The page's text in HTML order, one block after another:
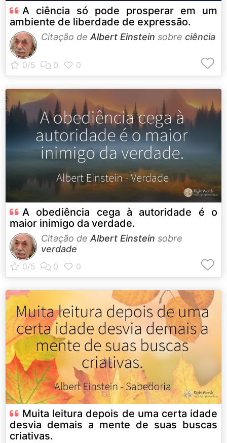
A ciência só pode prosperar em um
ambiente de liberdade de expressão.
Citação de Albert Einstein sobre ciência
A obediência cega à autoridade é o
maior inimigo da verdade.
Citação de Albert Einstein sobre
verdade
Muita leitura depois de uma certa idade
desvia demais a mente de suas buscas
criativas.